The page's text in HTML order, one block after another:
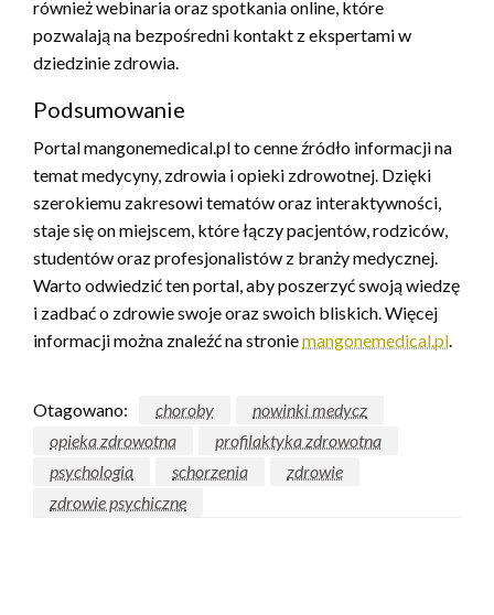
również webinaria oraz spotkania online, które
pozwalają na bezpośredni kontakt z ekspertami w
dziedzinie zdrowia.
Podsumowanie
Portal mangonemedical.pl to cenne źródło informacji na
temat medycyny, zdrowia i opieki zdrowotnej. Dzięki
szerokiemu zakresowi tematów oraz interaktywności,
staje się on miejscem, które łączy pacjentów, rodziców,
studentów oraz profesjonalistów z branży medycznej.
Warto odwiedzić ten portal, aby poszerzyć swoją wiedzę
i zadbać o zdrowie swoje oraz swoich bliskich. Więcej
informacji można znaleźć na stroniemangonemedical.pl.
Otagowano: choroby
nowinki medycz
opieka zdrowotna
profilaktyka zdrowotna
psychologia
schorzenia
zdrowie
zdrowie psychiczne